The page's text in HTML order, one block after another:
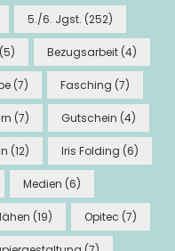
5./6. Jgst. (252)
(5) Bezugsarbeit (4)
(7) Fasching (7)
(7) Gutschein (4)
(12) Iris Folding (6)
Medien (6)
(19) Opitec (7)